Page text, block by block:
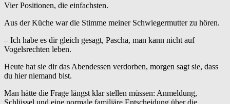
Vier Positionen, die einfachsten.
Aus der Küche war die Stimme meiner Schwiegermutter zu hören.
– Ich habe es dir gleich gesagt, Pascha, man kann nicht auf
Vogelsrechten leben.
Heute hat sie dir das Abendessen verdorben, morgen sagt sie, dass
du hier niemand bist.
Man hätte die Frage längst klar stellen müssen: Anmeldung,